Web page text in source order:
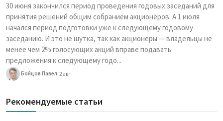
30 июня закончился период проведения годовых заседаний для
принятия решений общим собранием акционеров. А 1 июля
начался период подготовки уже к следующему годовому
заседанию. И это не шутка, так как акционеры — владельцы не
менее чем 2% голосующих акций вправе подавать
предложения к следующему годо...
Бойцов Павел 2 авг
Рекомендуемые статьи